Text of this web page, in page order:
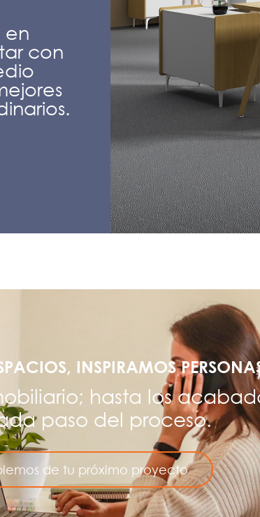
en
con
INSPIRAMOS
hasta los
paso del proceso.
de tu próximo proyecto